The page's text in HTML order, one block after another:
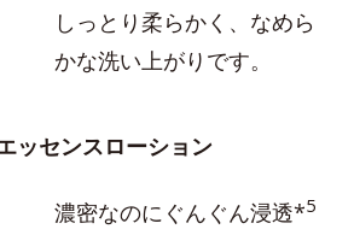
しっとり柔らかく、なめら
かな洗い上がりです。
ッセンスローション
濃密なのにぐんぐん浸透*5